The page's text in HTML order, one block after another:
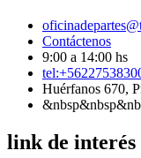
Contáctenos
9:00 a 14:00 hs
Huérfanos 670,
link de interés